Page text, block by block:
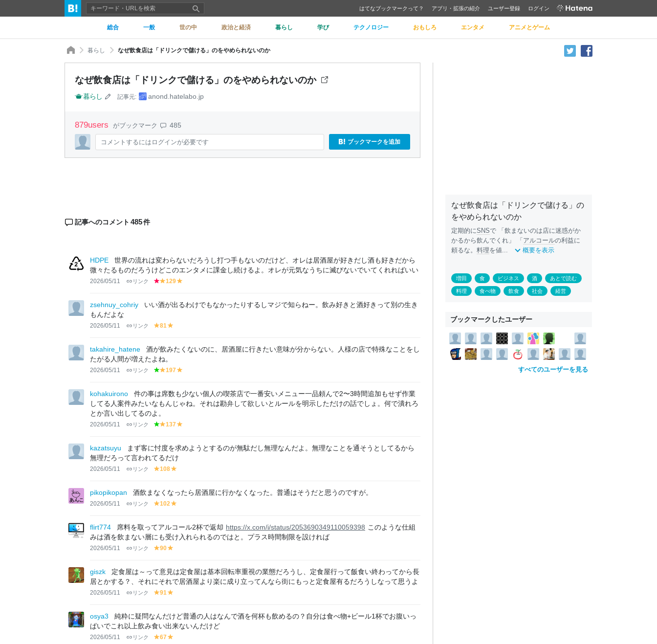
はてなブックマークって？ アプリ・拡張の紹介 ユーザー登録 ログイン
総合 一般 世の中 政治と経済 暮らし 学び テクノロジー おもしろ エンタメ アニメとゲーム
暮らし なぜ飲食店は「ドリンクで儲ける」のをやめられないのか
なぜ飲食店は「ドリンクで儲ける」のをやめられないのか
暮らし 記事元: anond.hatelabo.jp
879users がブックマーク 485
コメントするにはログインが必要です ブックマークを追加
記事へのコメント 485件
HDPE
世界の流れは変わらないだろうし打つ手もないのだけど、オレは居酒屋が好きだし酒も好きだから
微々たるものだろうけどこのエンタメに課金し続けるよ。オレが元気なうちに滅びないでいてくれればいい
2026/05/11 リンク
r
d
y
lo
129
lo
zsehnuy_cohriy
いい酒が出るわけでもなかったりするしマジで知らねー。飲み好きと酒好きって別の生き
もんだよな
2026/05/11 リンク
y
lo
w
81
lo
takahire_hatene
酒が飲みたくないのに、居酒屋に行きたい意味が分からない。人様の店で特殊なことをし
たがる人間が増えたよね。
2026/05/11 リンク
g
e
e
n
y
lo
w
197
lo
w
kohakuirono
件の事は席数も少ない個人の喫茶店で一番安いメニュー一品頼んで2〜3時間追加もせず作業
してる人案件みたいなもんじゃね。それは勘弁して欲しいとルールを明示しただけの話でしょ。何で潰れろ
とか言い出してるのよ。
2026/05/11 リンク
g
e
e
n
y
lo
w
137
lo
w
kazatsuyu
まず客に忖度を求めようとするのが無駄だし無理なんだよ。無理なことを通そうとしてるから
無理だろって言われてるだけ
2026/05/11 リンク
y
lo
w
108
lo
w
pikopikopan 酒飲まなくなったら居酒屋に行かなくなった。普通はそうだと思うのですが。
2026/05/11 リンク
y
lo
w
102
lo
w
flirt774 席料を取ってアルコール2杯で返却 https://x.com/i/status/2053690349110059398 このような仕組
みは酒を飲まない層にも受け入れられるのではと。プラス時間制限を設ければ
2026/05/11 リンク
y
lo
w
90
lo
w
giszk
定食屋は～って意見は定食屋は基本回転率重視の業態だろうし、定食屋行って飯食い終わってから長
居とかする？、それにそれで居酒屋より楽に成り立ってんなら街にもっと定食屋有るだろうしなって思うよ
2026/05/11 リンク
y
lo
w
91
lo
w
osya3
純粋に疑問なんだけど普通の人はなんで酒を何杯も飲めるの？自分は食べ物+ビール1杯でお腹いっ
ぱいでこれ以上飲み食い出来ないんだけど
2026/05/11 リンク
y
67
なぜ飲食店は「ドリンクで儲ける」の
をやめられないのか
定期的にSNSで 「飲まないのは店に迷惑がか
かるから飲んでくれ」 「 アルコールの利益に
頼るな。 料理を値... 概要を表示
増田 食 ビジネス 酒 あとで読む
料理 食べ物 飲食 社会 経営
ブックマークしたユーザー
すべてのユーザーを見る